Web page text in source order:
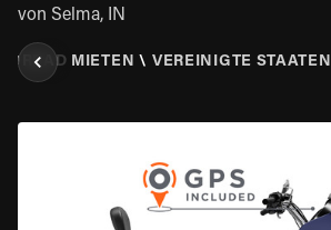
von Selma, IN
MIETEN \ VEREINIGTE STAATEN